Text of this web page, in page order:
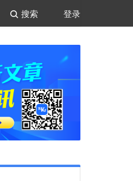
登录
搜索